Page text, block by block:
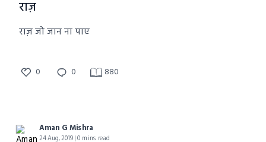
राज़
राज़ जो जान ना पाए
0 0 880
Aman G Mishra
24 Aug, 2019 | 0 mins read